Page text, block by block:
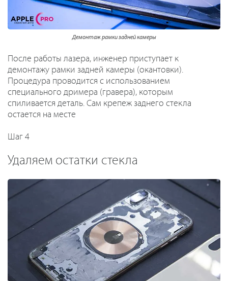
Демонтаж рамки задней камеры
После работы лазера, инженер приступает к
демонтажу рамки задней камеры (окантовки).
Процедура проводится с использованием
специального дримера (гравера), которым
спиливается деталь. Сам крепеж заднего стекла
остается на месте
Шаг 4
Удаляем остатки стекла